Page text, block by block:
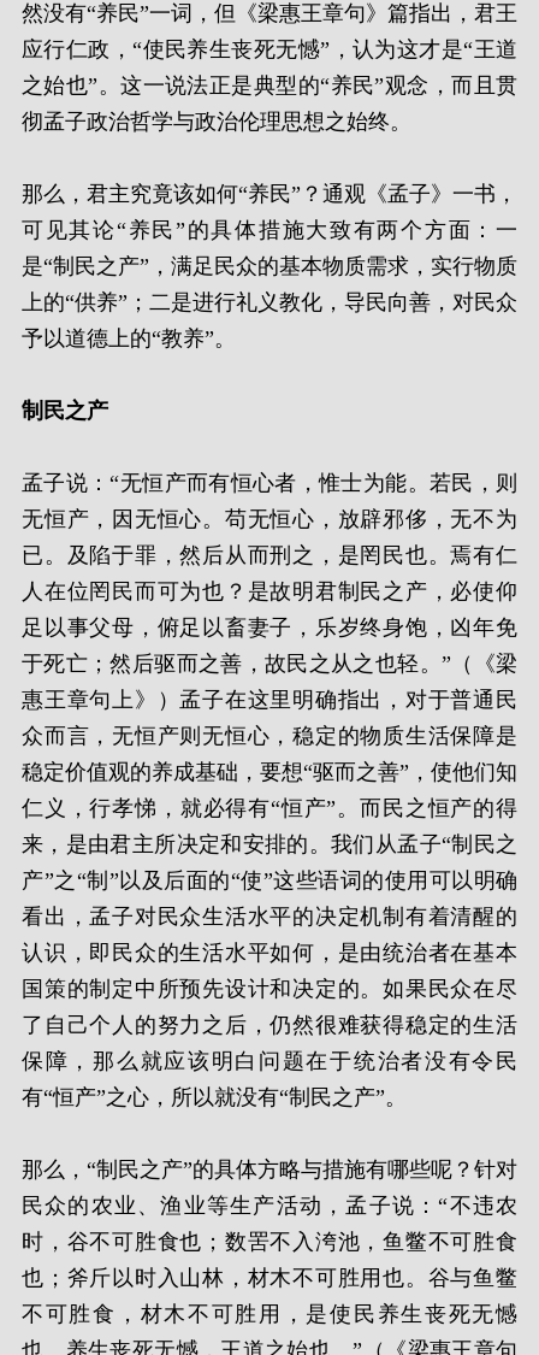
然没有“养民”一词，但《梁惠王章句》篇指出，君王
应行仁政，“使民养生丧死无憾”，认为这才是“王道
之始也”。这一说法正是典型的“养民”观念，而且贯
彻孟子政治哲学与政治伦理思想之始终。
那么，君主究竟该如何“养民”？通观《孟子》一书，
可见其论“养民”的具体措施大致有两个方面：一
是“制民之产”，满足民众的基本物质需求，实行物质
上的“供养”；二是进行礼义教化，导民向善，对民众
予以道德上的“教养”。
制民之产
孟子说：“无恒产而有恒心者，惟士为能。若民，则
无恒产，因无恒心。苟无恒心，放辟邪侈，无不为
已。及陷于罪，然后从而刑之，是罔民也。焉有仁
人在位罔民而可为也？是故明君制民之产，必使仰
足以事父母，俯足以畜妻子，乐岁终身饱，凶年免
于死亡；然后驱而之善，故民之从之也轻。”（《梁
惠王章句上》）孟子在这里明确指出，对于普通民
众而言，无恒产则无恒心，稳定的物质生活保障是
稳定价值观的养成基础，要想“驱而之善”，使他们知
仁义，行孝悌，就必得有“恒产”。而民之恒产的得
来，是由君主所决定和安排的。我们从孟子“制民之
产”之“制”以及后面的“使”这些语词的使用可以明确
看出，孟子对民众生活水平的决定机制有着清醒的
认识，即民众的生活水平如何，是由统治者在基本
国策的制定中所预先设计和决定的。如果民众在尽
了自己个人的努力之后，仍然很难获得稳定的生活
保障，那么就应该明白问题在于统治者没有令民
有“恒产”之心，所以就没有“制民之产”。
那么，“制民之产”的具体方略与措施有哪些呢？针对
民众的农业、渔业等生产活动，孟子说：“不违农
时，谷不可胜食也；数罟不入洿池，鱼鳖不可胜食
也；斧斤以时入山林，材木不可胜用也。谷与鱼鳖
不可胜食，材木不可胜用，是使民养生丧死无憾
也。养生丧死无憾，王道之始也。”（《梁惠王章句